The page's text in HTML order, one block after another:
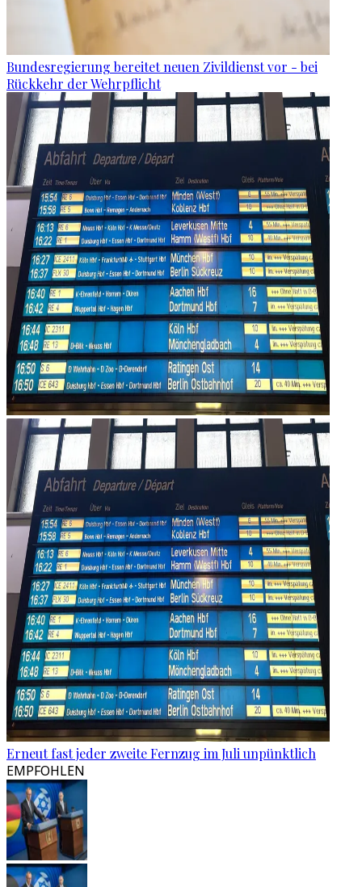
Bundesregierung bereitet neuen Zivildienst vor - bei
Rückkehr der Wehrpflicht
Erneut fast jeder zweite Fernzug im Juli unpünktlich
EMPFOHLEN